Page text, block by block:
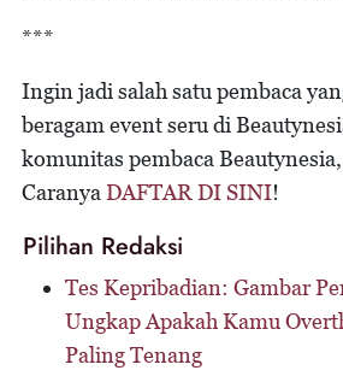
***
Ingin jadi salah satu pembaca
beragam event seru di
komunitas pembaca Beautynesia,
CaranyaDAFTAR DI SINI!
Pilihan Redaksi
Tes Kepribadian: Gambar
Ungkap Apakah Kamu
Paling Tenang